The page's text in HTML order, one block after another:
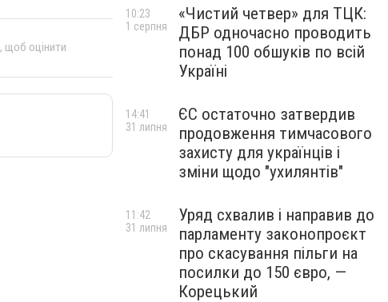
, щоб оцінити
«Чистий четвер» для ТЦК:
ДБР одночасно проводить
понад 100 обшуків по всій
Україні
10:23
1 серпня
ЄС остаточно затвердив
продовження тимчасового
захисту для українців і
зміни щодо "ухилянтів"
14:41
31 липня
Уряд схвалив і направив до
парламенту законопроєкт
про скасування пільги на
посилки до 150 євро, —
Корецький
11:42
31 липня